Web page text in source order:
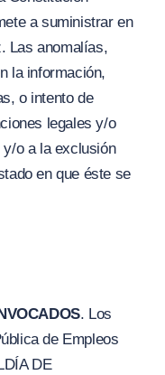
a suministrar en
Las anomalías,
la información,
o intento de
legales y/o
y/o a la exclusión
en que éste se
. Los
de Empleos
DE